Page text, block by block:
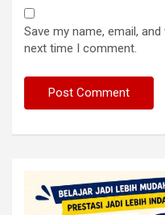
Save my name, email,
next time I comment.